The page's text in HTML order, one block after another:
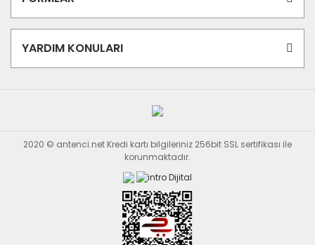
YARDIM KONULARI
2020 © antenci.net Kredi kartı bilgileriniz 256bit SSL sertifikası ile
korunmaktadır.